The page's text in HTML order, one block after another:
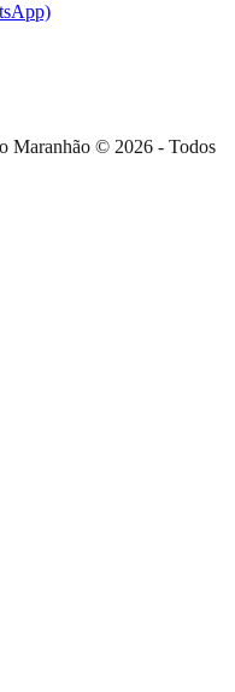
Maranhão © 2026 - Todos